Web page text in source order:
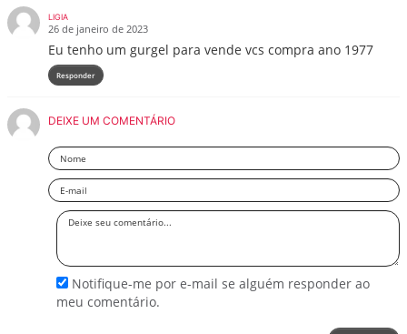
LIGIA
26 de janeiro de 2023
Eu tenho um gurgel para vende vcs compra ano 1977
Responder
DEIXE UM COMENTÁRIO
Nome
Email
Deixe
Notifique-me por e-mail se alguém responder ao
meu comentário.